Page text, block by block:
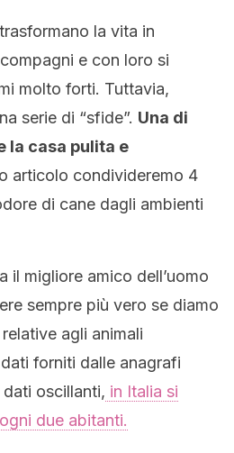
la vita in
e con loro si
molto forti. Tuttavia,
serie di “sfide”. Una di
la casa pulita e
articolo condivideremo 4
di cane dagli ambienti
il migliore amico dell’uomo
sempre più vero se diamo
agli animali
forniti dalle anagrafi
oscillanti, in Italia si
due abitanti.